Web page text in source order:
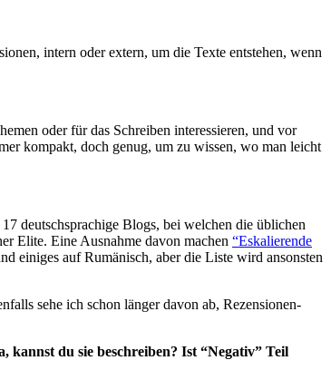
intern oder extern, um die Texte entstehen, wenn
oder für das Schreiben interessieren, und vor
kompakt, doch genug, um zu wissen, wo man leicht
deutschsprachige Blogs, bei welchen die üblichen
Elite. Eine Ausnahme davon machen “Eskalierende
einiges auf Rumänisch, aber die Liste wird ansonsten
sehe ich schon länger davon ab, Rezensionen-
kannst du sie beschreiben? Ist “Negativ” Teil